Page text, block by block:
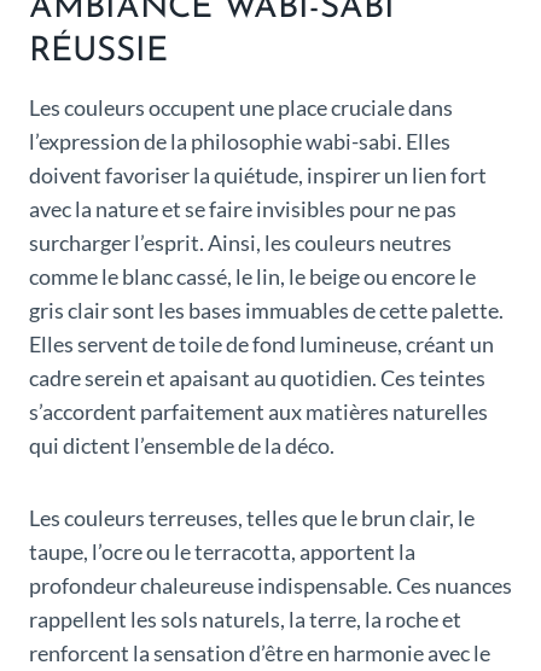
AMBIANCE WABI-SABI
RÉUSSIE
Les couleurs occupent une place cruciale dans
l’expression de la philosophie wabi-sabi. Elles
doivent favoriser la quiétude, inspirer un lien fort
avec la nature et se faire invisibles pour ne pas
surcharger l’esprit. Ainsi, les couleurs neutres
comme le blanc cassé, le lin, le beige ou encore le
gris clair sont les bases immuables de cette palette.
Elles servent de toile de fond lumineuse, créant un
cadre serein et apaisant au quotidien. Ces teintes
s’accordent parfaitement aux matières naturelles
qui dictent l’ensemble de la déco.
Les couleurs terreuses, telles que le brun clair, le
taupe, l’ocre ou le terracotta, apportent la
profondeur chaleureuse indispensable. Ces nuances
rappellent les sols naturels, la terre, la roche et
renforcent la sensation d’être en harmonie avec le